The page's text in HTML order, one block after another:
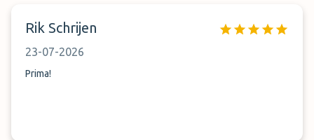
Rik Schrijen
23-07-2026
Prima!